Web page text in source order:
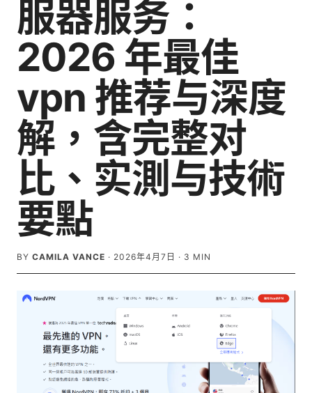
服器服务：
2026 年最佳
vpn 推荐与深度
解，含完整对
比、实測与技術
要點
BY CAMILA VANCE · 2026年4月7日 · 3 MIN